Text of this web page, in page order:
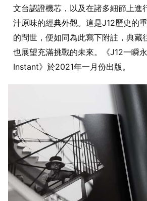
文台認證機芯，以及在諸多細節上進
汁原味的經典外觀。這是J12歷史的
的問世，便如同為此寫下附註，典藏
也展望充滿挑戰的未來。《J12一瞬
Instant》於2021年一月份出版。